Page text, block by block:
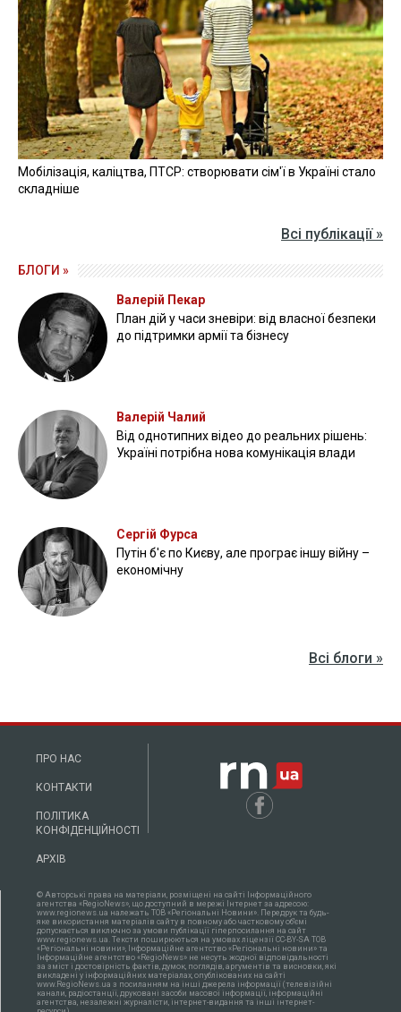
Мобілізація, каліцтва, ПТСР: створювати сім'ї в Україні стало
складніше
Всі публікації »
БЛОГИ »
Валерій Пекар
План дій у часи зневіри: від власної безпеки
до підтримки армії та бізнесу
Валерій Чалий
Від однотипних відео до реальних рішень:
Україні потрібна нова комунікація влади
Сергій Фурса
Путін б'є по Києву, але програє іншу війну –
економічну
Всі блоги »
ПРО НАС
КОНТАКТИ
ПОЛІТИКА
КОНФІДЕНЦІЙНОСТІ
АРХІВ
© Авторські права на матеріали, розміщені на сайті Інформаційного
агентства «RegioNews», що доступний в мережі Інтернет за адресою:
www.regionews.ua належать ТОВ «Регіональні Новини». Передрук та будь-
яке використання матеріалів сайту в повному або частковому об'ємі
допускається виключно за умови публікації гіперпосилання на сайт
www.regionews.ua. Тексти поширюються нa умовах ліцензії CC-BY-SA ТОВ
«Регіональні новини», Інформаційне агентство «Регіональні новини» та
Інформаційне агентство «RegioNews» не несуть жодної відповідальності
за зміст і достовірність фактів, думок, поглядів, аргументів та висновки, які
викладені у інформаційних матеріалах, опублікованих на сайті
www.RegioNews.ua з посиланням на інші джерела інформації (телевізійні
канали, радіостанції, друковані засоби масової інформації, інформаційні
агентства, незалежні журналісти, інтернет-видання та інші інтернет-